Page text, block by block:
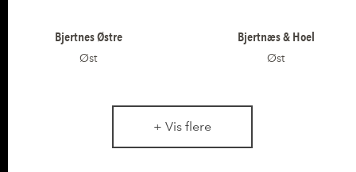
Bjertnes Østre
Øst
Bjertnæs & Hoel
Øst
+ Vis flere